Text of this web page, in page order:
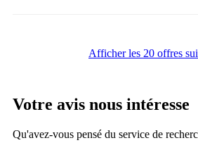
Afficher les 20 offres
Votre avis nous intéresse
Qu'avez-vous pensé du service de